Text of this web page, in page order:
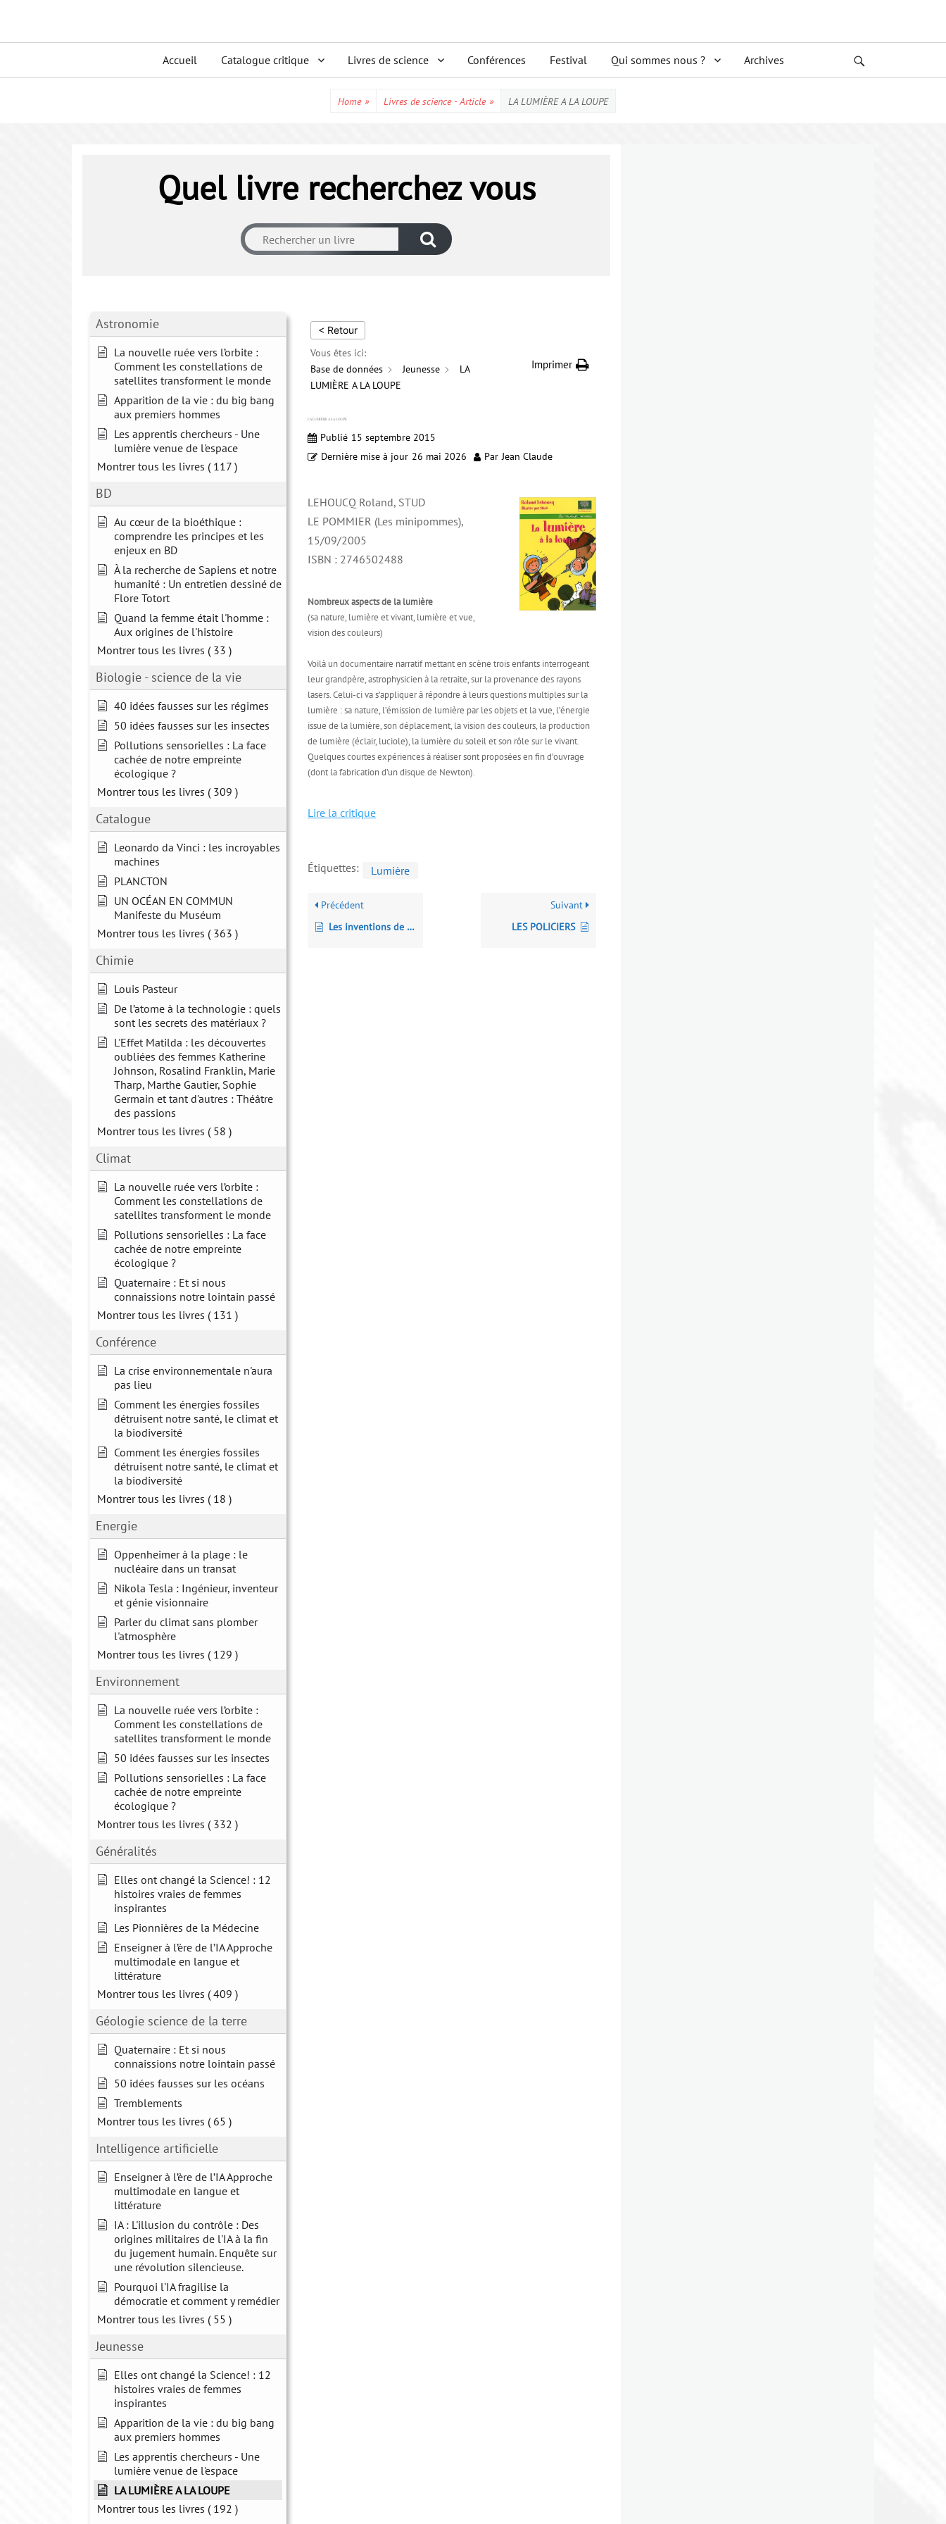
menu
Accueil Catalogue critique Livres de science Conférences Festival Qui sommes nous ? Archives
Home » Livres de science - Article » LA LUMIÈRE A LA LOUPE
Quel livre recherchez vous
Astronomie
La nouvelle ruée vers l’orbite :
Comment les constellations de
satellites transforment le monde
Apparition de la vie : du big bang
aux premiers hommes
Les apprentis chercheurs - Une
lumière venue de l'espace
Montrer tous les livres ( 117 )
BD
Au cœur de la bioéthique :
comprendre les principes et les
enjeux en BD
À la recherche de Sapiens et notre
humanité : Un entretien dessiné de
Flore Totort
Quand la femme était l'homme :
Aux origines de l'histoire
Montrer tous les livres ( 33 )
Biologie - science de la vie
40 idées fausses sur les régimes
50 idées fausses sur les insectes
Pollutions sensorielles : La face
cachée de notre empreinte
écologique ?
Montrer tous les livres ( 309 )
Catalogue
Leonardo da Vinci : les incroyables
machines
PLANCTON
UN OCÉAN EN COMMUN
Manifeste du Muséum
Montrer tous les livres ( 363 )
Chimie
Louis Pasteur
De l’atome à la technologie : quels
sont les secrets des matériaux ?
L'Effet Matilda : les découvertes
oubliées des femmes Katherine
Johnson, Rosalind Franklin, Marie
Tharp, Marthe Gautier, Sophie
Germain et tant d'autres : Théâtre
des passions
Montrer tous les livres ( 58 )
Climat
La nouvelle ruée vers l’orbite :
Comment les constellations de
satellites transforment le monde
Pollutions sensorielles : La face
cachée de notre empreinte
écologique ?
Quaternaire : Et si nous
connaissions notre lointain passé
Montrer tous les livres ( 131 )
Conférence
La crise environnementale n'aura
pas lieu
Comment les énergies fossiles
détruisent notre santé, le climat et
la biodiversité
Comment les énergies fossiles
détruisent notre santé, le climat et
la biodiversité
Montrer tous les livres ( 18 )
Energie
Oppenheimer à la plage : le
nucléaire dans un transat
Nikola Tesla : Ingénieur, inventeur
et génie visionnaire
Parler du climat sans plomber
l'atmosphère
Montrer tous les livres ( 129 )
Environnement
La nouvelle ruée vers l’orbite :
Comment les constellations de
satellites transforment le monde
50 idées fausses sur les insectes
Pollutions sensorielles : La face
cachée de notre empreinte
écologique ?
Montrer tous les livres ( 332 )
Généralités
Elles ont changé la Science! : 12
histoires vraies de femmes
inspirantes
Les Pionnières de la Médecine
Enseigner à l’ère de l’IA Approche
multimodale en langue et
littérature
Montrer tous les livres ( 409 )
Géologie science de la terre
Quaternaire : Et si nous
connaissions notre lointain passé
50 idées fausses sur les océans
Tremblements
Montrer tous les livres ( 65 )
Intelligence artificielle
Enseigner à l’ère de l’IA Approche
multimodale en langue et
littérature
IA : L'illusion du contrôle : Des
origines militaires de l'IA à la fin
du jugement humain. Enquête sur
une révolution silencieuse.
Pourquoi l'IA fragilise la
démocratie et comment y remédier
Montrer tous les livres ( 55 )
Jeunesse
Elles ont changé la Science! : 12
histoires vraies de femmes
inspirantes
Apparition de la vie : du big bang
aux premiers hommes
Les apprentis chercheurs - Une
lumière venue de l'espace
LA LUMIÈRE A LA LOUPE
Montrer tous les livres ( 192 )
< Retour
Vous êtes ici:
Base de données
Jeunesse
LA
LUMIÈRE A LA LOUPE
Imprimer
LA LUMIÈRE A LA LOUPE
Publié 15 septembre 2015
Dernière mise à jour 26 mai 2026 Par Jean Claude
LEHOUCQ Roland, STUD
LE POMMIER (Les minipommes),
15/09/2005
ISBN : 2746502488
Nombreux aspects de la lumière
(sa nature, lumière et vivant, lumière et vue,
vision des couleurs)
Voilà un documentaire narratif mettant en scène trois enfants interrogeant
leur grandpère, astrophysicien à la retraite, sur la provenance des rayons
lasers. Celui-ci va s’appliquer à répondre à leurs questions multiples sur la
lumière : sa nature, l’émission de lumière par les objets et la vue, l’énergie
issue de la lumière, son déplacement, la vision des couleurs, la production
de lumière (éclair, luciole), la lumière du soleil et son rôle sur le vivant.
Quelques courtes expériences à réaliser sont proposées en fin d’ouvrage
(dont la fabrication d’un disque de Newton).
Lire la critique
Étiquettes: Lumière
Précédent
Les inventions de Léonard de Vinci et de Jules Verne
Suivant
LES POLICIERS